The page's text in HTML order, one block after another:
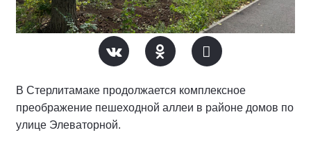
В Стерлитамаке продолжается комплексное
преображение пешеходной аллеи в районе домов по
улице Элеваторной.